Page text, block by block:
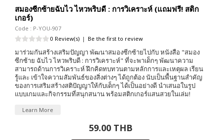
สมองซีกซ้ายฉับไว ไหวพริบดี : การวิเคราะห์ (แถมฟรี! สติก
เกอร์)
Code : P-YOU-907
0 Review(s) | Be the first to review
มาร่วมกันสร้างเสริมปัญญา พัฒนาสมองซีกซ้ายไปกับ หนังสือ "สมอง
ซีกซ้าย ฉับไว ไหวพริบดี : การวิเคราะห์" ที่จะพาเด็กๆ พัฒนาความ
สามารถด้านการวิเคราะห์ ฝึกคิดทบทวนตามหลักการและเหตุผล เรียน
รู้และ เข้าใจความสัมพันธ์ของสิ่งต่างๆ ได้ถูกต้อง นับเป็นพื้นฐานสำคัญ
ของการเสริมสร้างสติปัญญาให้กับเด็กๆ ได้เป็นอย่างดี นำเสนอในรูป
แบบเกมและกิจกรรมที่สนุกสนาน พร้อมสติกเกอร์แสนสวยในเล่ม!
Learn More
59.00 THB